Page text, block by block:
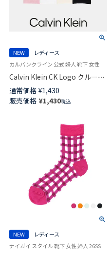
NEW
レディース
カルバンクライン 公式 婦人 靴下 女性
Calvin Klein CK Logo クルー丈
ソックス レディース 03267012
通常価格 ¥1,430
販売価格 ¥1,430税込
NEW
レディース
ナイガイ スタイル 靴下 女性 婦人 26SS